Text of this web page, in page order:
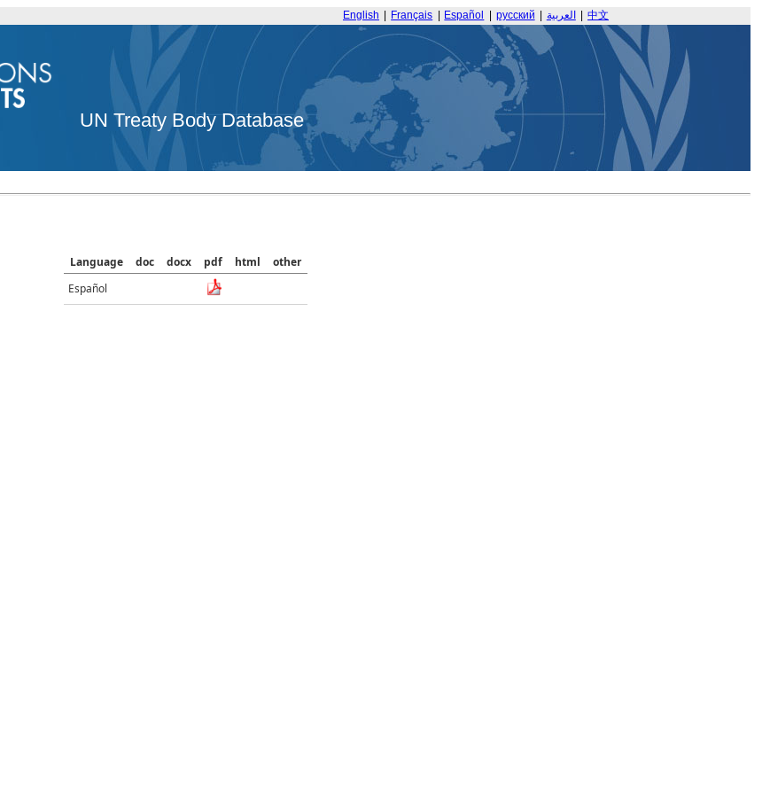
English Français Español русский العربية 中文
UN Treaty Body Database
Language doc docx pdf html
other
Español